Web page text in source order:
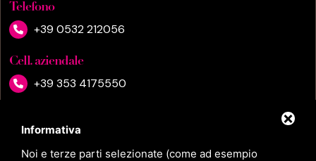
Telefono
+39 0532 212056
Cell. aziendale
+39 353 4175550
+39 353 4175550
Informativa
Noi e terze parti selezionate (come ad esempio